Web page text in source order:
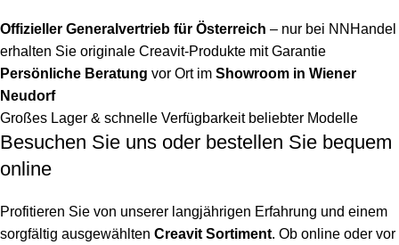
Offizieller Generalvertrieb für Österreich – nur bei NNHandel
erhalten Sie originale Creavit-Produkte mit Garantie
Persönliche Beratung vor Ort im Showroom in Wiener
Neudorf
Großes Lager & schnelle Verfügbarkeit beliebter Modelle
Besuchen Sie uns oder bestellen Sie bequem
online
Profitieren Sie von unserer langjährigen Erfahrung und einem
sorgfältig ausgewählten Creavit Sortiment. Ob online oder vor